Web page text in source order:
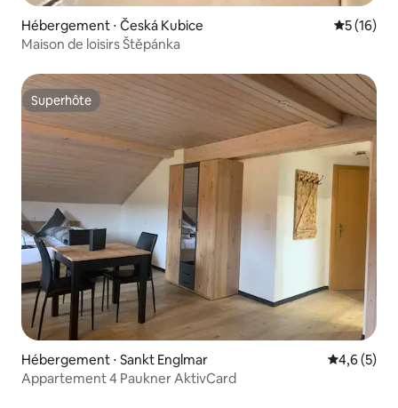
Hébergement ⋅ Česká Kubice
5 (16)
Maison de loisirs Štěpánka
Superhôte
Superhôte
Hébergement ⋅ Sankt Englmar Évaluation
4,6 (5)
Appartement 4 Paukner AktivCard